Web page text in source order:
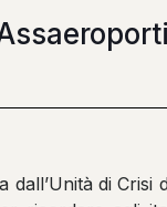
di Crisi